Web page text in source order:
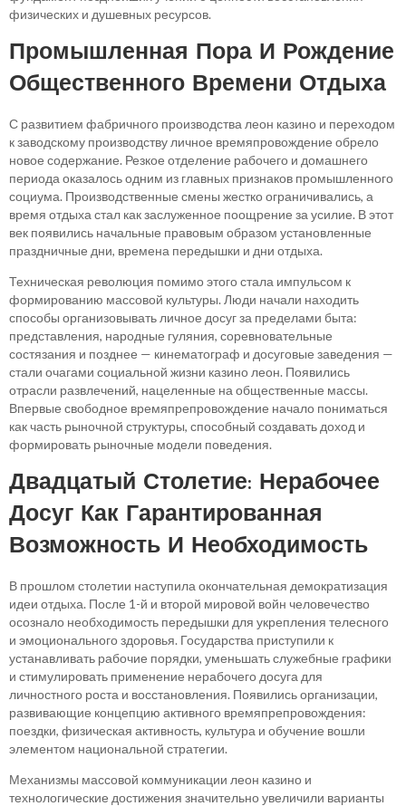
физических и душевных ресурсов.
Промышленная Пора И Рождение
Общественного Времени Отдыха
С развитием фабричного производства леон казино и переходом
к заводскому производству личное времяпровождение обрело
новое содержание. Резкое отделение рабочего и домашнего
периода оказалось одним из главных признаков промышленного
социума. Производственные смены жестко ограничивались, а
время отдыха стал как заслуженное поощрение за усилие. В этот
век появились начальные правовым образом установленные
праздничные дни, времена передышки и дни отдыха.
Техническая революция помимо этого стала импульсом к
формированию массовой культуры. Люди начали находить
способы организовывать личное досуг за пределами быта:
представления, народные гуляния, соревновательные
состязания и позднее — кинематограф и досуговые заведения —
стали очагами социальной жизни казино леон. Появились
отрасли развлечений, нацеленные на общественные массы.
Впервые свободное времяпрепровождение начало пониматься
как часть рыночной структуры, способный создавать доход и
формировать рыночные модели поведения.
Двадцатый Столетие: Нерабочее
Досуг Как Гарантированная
Возможность И Необходимость
В прошлом столетии наступила окончательная демократизация
идеи отдыха. После 1-й и второй мировой войн человечество
осознало необходимость передышки для укрепления телесного
и эмоционального здоровья. Государства приступили к
устанавливать рабочие порядки, уменьшать служебные графики
и стимулировать применение нерабочего досуга для
личностного роста и восстановления. Появились организации,
развивающие концепцию активного времяпрепровождения:
поездки, физическая активность, культура и обучение вошли
элементом национальной стратегии.
Механизмы массовой коммуникации леон казино и
технологические достижения значительно увеличили варианты